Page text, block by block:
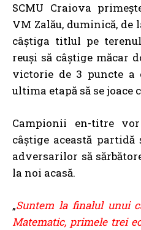
SCMU Craiova
VM Zalău, duminică, de
câștiga titlul pe
reuși să câștige măcar
victorie de 3 puncte
ultima etapă să se joace
Campionii en-titre
câștige această
adversarilor să
la noi acasă.
„Suntem la finalul unui
Matematic, primele trei